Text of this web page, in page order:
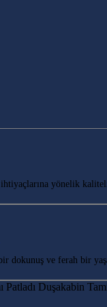
yönelik
dokunuş ve ferah bir